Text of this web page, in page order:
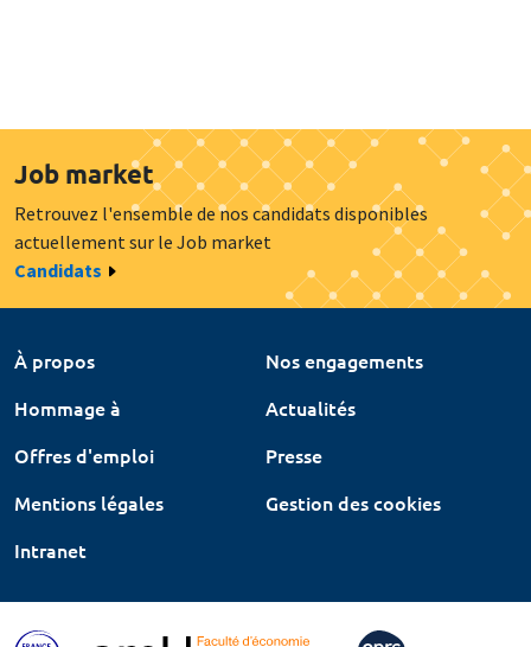
Job market
Retrouvez l'ensemble de nos candidats disponibles
actuellement sur le Job market
Candidats
À propos
Nos engagements
Hommage à
Actualités
Offres d'emploi
Presse
Mentions légales
Gestion des cookies
Intranet